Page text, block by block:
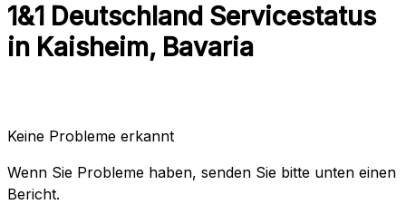
1&1 Deutschland Servicestatus
in Kaisheim, Bavaria
Keine Probleme erkannt
Wenn Sie Probleme haben, senden Sie bitte unten einen
Bericht.